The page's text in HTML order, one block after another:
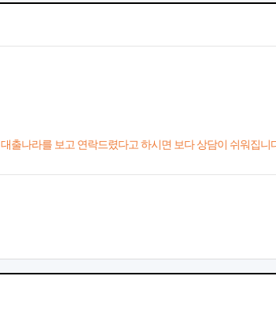
대출나라를 보고 연락드렸다고 하시면 보다 상담이 쉬워집니